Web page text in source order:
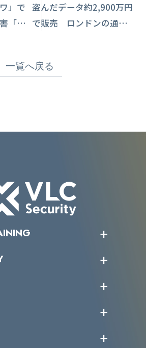
」で
「グ
盗んだデータ約2,900万円
で販売 ロンドンの通信
一覧へ戻る
ージ
ビジョン
業一覧
ース
サービス一覧